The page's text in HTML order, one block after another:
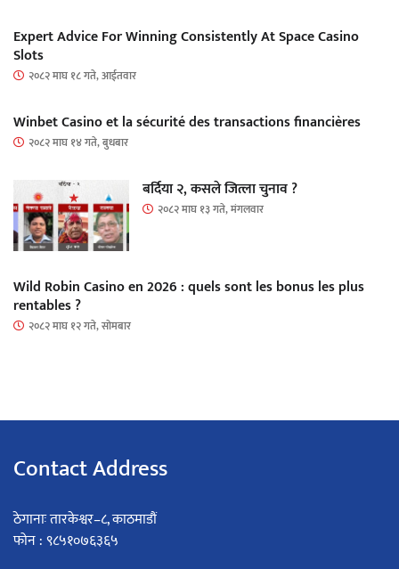
Expert Advice For Winning Consistently At Space Casino
Slots
२०८२ माघ १८ गते, आईतवार
Winbet Casino et la sécurité des transactions financières
२०८२ माघ १४ गते, बुधबार
बर्दिया २, कसले जित्ला चुनाव ?
२०८२ माघ १३ गते, मंगलवार
Wild Robin Casino en 2026 : quels sont les bonus les plus
rentables ?
२०८२ माघ १२ गते, सोमबार
Contact Address
ठेगानाः तारकेश्वर–८, काठमाडौं
फोन : ९८५१०७६३६५